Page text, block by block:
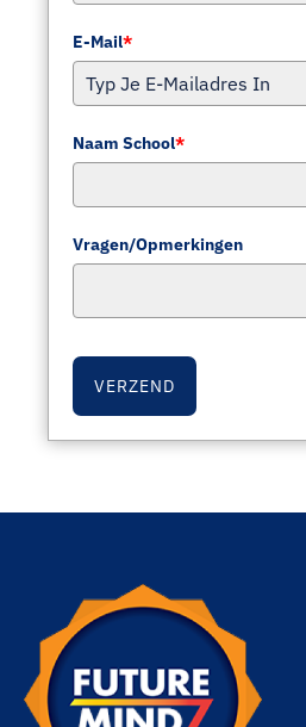
E-Mail*
Naam School*
Vragen/opmerkingen
VERZEND